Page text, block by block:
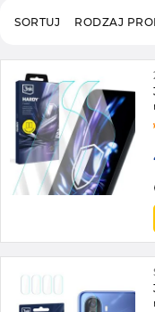
RODZAJ
SORTUJ